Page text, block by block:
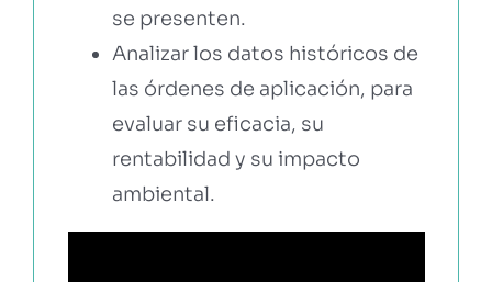
se presenten.
Analizar los datos históricos de
las órdenes de aplicación, para
evaluar su eficacia, su
rentabilidad y su impacto
ambiental.